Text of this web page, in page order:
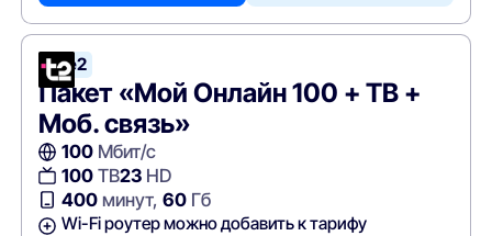
Tele2
Пакет «Мой Онлайн 100 + ТВ +
Моб. связь»
100Мбит/с
100ТВ23HD
400минут, 60Гб
Wi-Fi роутер можно добавить к тарифу